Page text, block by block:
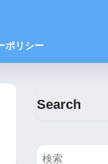
ポリシー
Search